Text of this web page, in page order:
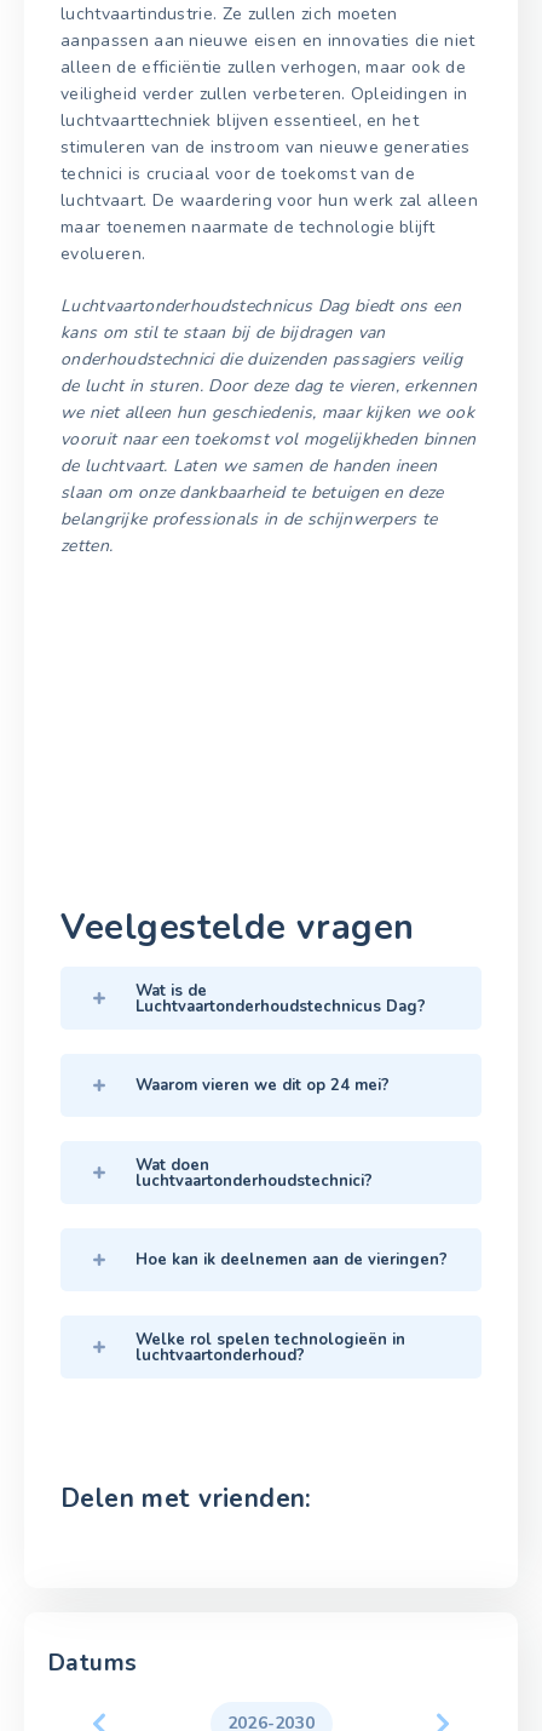
luchtvaartindustrie. Ze zullen zich moeten
aanpassen aan nieuwe eisen en innovaties die niet
alleen de efficiëntie zullen verhogen, maar ook de
veiligheid verder zullen verbeteren. Opleidingen in
luchtvaarttechniek blijven essentieel, en het
stimuleren van de instroom van nieuwe generaties
technici is cruciaal voor de toekomst van de
luchtvaart. De waardering voor hun werk zal alleen
maar toenemen naarmate de technologie blijft
evolueren.
Luchtvaartonderhoudstechnicus Dag biedt ons een
kans om stil te staan bij de bijdragen van
onderhoudstechnici die duizenden passagiers veilig
de lucht in sturen. Door deze dag te vieren, erkennen
we niet alleen hun geschiedenis, maar kijken we ook
vooruit naar een toekomst vol mogelijkheden binnen
de luchtvaart. Laten we samen de handen ineen
slaan om onze dankbaarheid te betuigen en deze
belangrijke professionals in de schijnwerpers te
zetten.
Veelgestelde vragen
Wat is de
Luchtvaartonderhoudstechnicus Dag?
Waarom vieren we dit op 24 mei?
Wat doen
luchtvaartonderhoudstechnici?
Hoe kan ik deelnemen aan de vieringen?
Welke rol spelen technologieën in
luchtvaartonderhoud?
Delen met vrienden:
Datums
2026-2030